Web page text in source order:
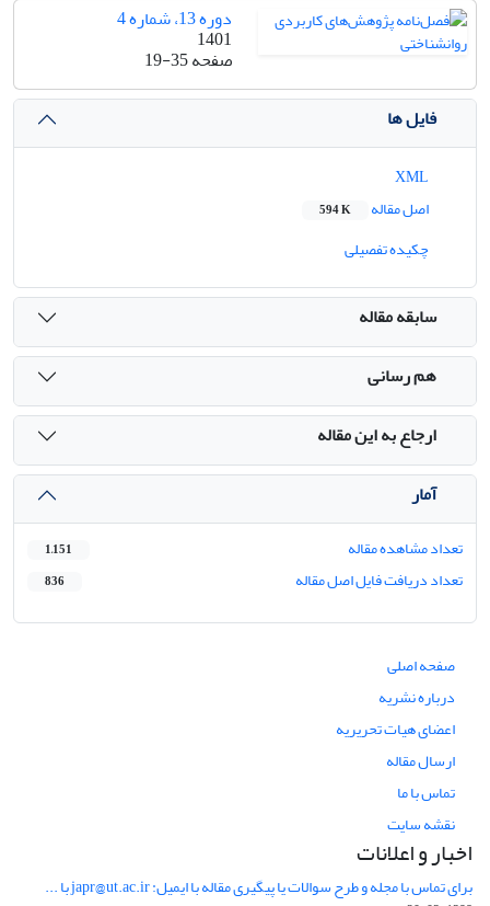
دوره 13، شماره 4
1401
صفحه19-35
فایل ها
اصل مقاله
594 K
چکیده تفصیلی
سابقه مقاله
هم رسانی
ارجاع به این مقاله
آمار
تعداد مشاهده مقاله 1,151
تعداد دریافت فایل اصل مقاله 836
صفحه اصلی
درباره نشریه
اعضای هیات تحریریه
ارسال مقاله
تماس با ما
نقشه سایت
اخبار و اعلانات
برای تماس با مجله و طرح سوالات یا پیگیری مقاله با ایمیل: japr@ut.ac.ir با ...